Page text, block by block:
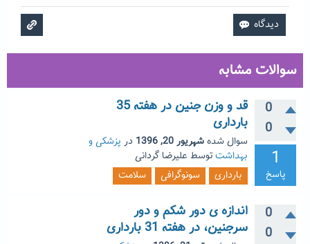
سوالات مشابه
0
0
1
پاسخ
قد و وزن جنین در هفته 35
بارداری
سوال شدهشهریور 20, 1396 در پزشکی و
بهداشتتوسط علیرضا گردانی
بارداری
سونوگرافی سلامت
0
0
اندازه ی دور شکم و دور
سرجنین، در هفته 31 بارداری